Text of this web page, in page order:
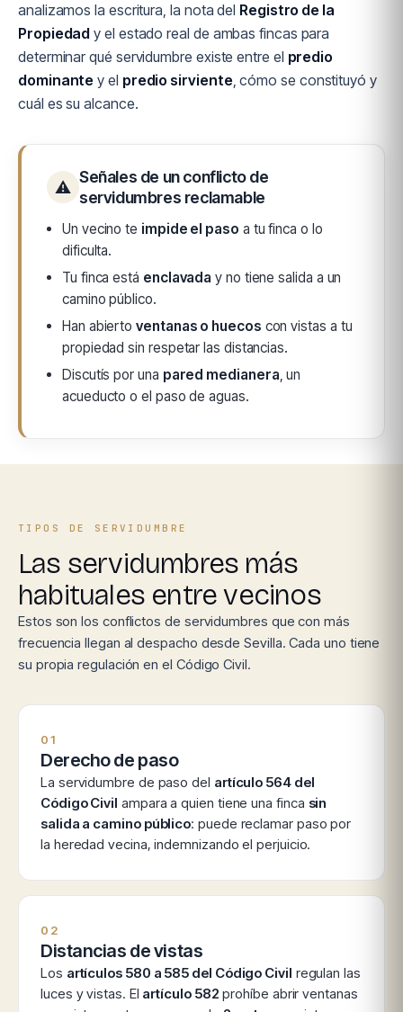
analizamos la escritura, la nota del Registro de la
Propiedad y el estado real de ambas fincas para
determinar qué servidumbre existe entre el predio
dominante y el predio sirviente, cómo se constituyó y
cuál es su alcance.
⚠
Señales de un conflicto de
servidumbres reclamable
Un vecino te impide el paso a tu finca o lo
dificulta.
Tu finca está enclavada y no tiene salida a un
camino público.
Han abiertoventanas o huecos con vistas a tu
propiedad sin respetar las distancias.
Discutís por una pared medianera, un
acueducto o el paso de aguas.
TIPOS DE SERVIDUMBRE
Las servidumbres más
habituales entre vecinos
Estos son los conflictos de servidumbres que con más
frecuencia llegan al despacho desde Sevilla. Cada uno tiene
su propia regulación en el Código Civil.
01
Derecho de paso
La servidumbre de paso del artículo 564 del
Código Civil ampara a quien tiene una finca sin
salida a camino público: puede reclamar paso por
la heredad vecina, indemnizando el perjuicio.
02
Distancias de vistas
Los artículos 580 a 585 del Código Civil regulan las
luces y vistas. El artículo 582 prohíbe abrir ventanas